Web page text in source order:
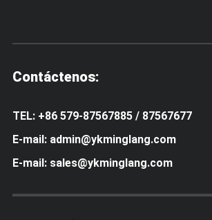
Contáctenos:
TEL: +86 579-87567885 / 87567677
E-mail: admin@ykminglang.com
E-mail: sales@ykminglang.com